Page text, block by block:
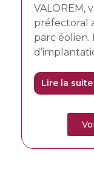
VALOREM,
préfectoral
parc
Lire la suite